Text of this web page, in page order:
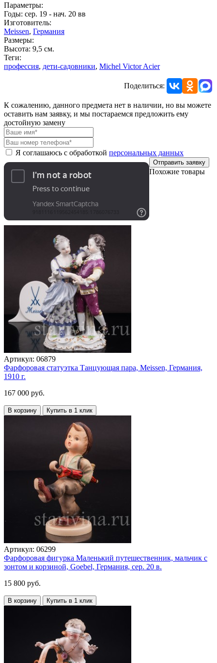
Параметры:
Годы: сер. 19 - нач. 20 вв
Изготовитель:
Meissen, Германия
Размеры:
Высота: 9,5 см.
Теги:
профессия, дети-садовники, Michel Victor Acier
Поделиться:
К сожалению, данного предмета нет в наличии, но вы можете
оставить нам заявку, и мы постараемся предложить ему
достойную замену
Я соглашаюсь с обработкой персональных данных
Отправить заявку
Похожие товары
Артикул: 06879
Фарфоровая статуэтка Танцующая пара, Meissen, Германия,
1910 г.
167 000 руб.
В корзину Купить в 1 клик
Артикул: 06299
Фарфоровая фигурка Маленький путешественник, мальчик с
зонтом и корзиной, Goebel, Германия, сер. 20 в.
15 800 руб.
В корзину Купить в 1 клик